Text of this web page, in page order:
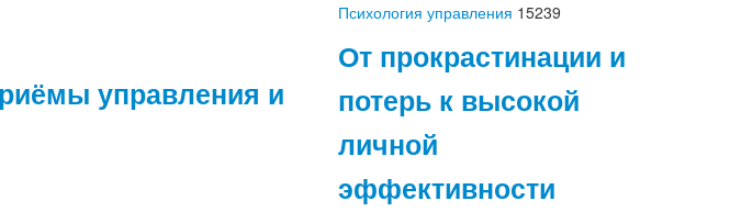
управления и
Психология управления 15239
От прокрастинации и
потерь к высокой
личной
эффективности